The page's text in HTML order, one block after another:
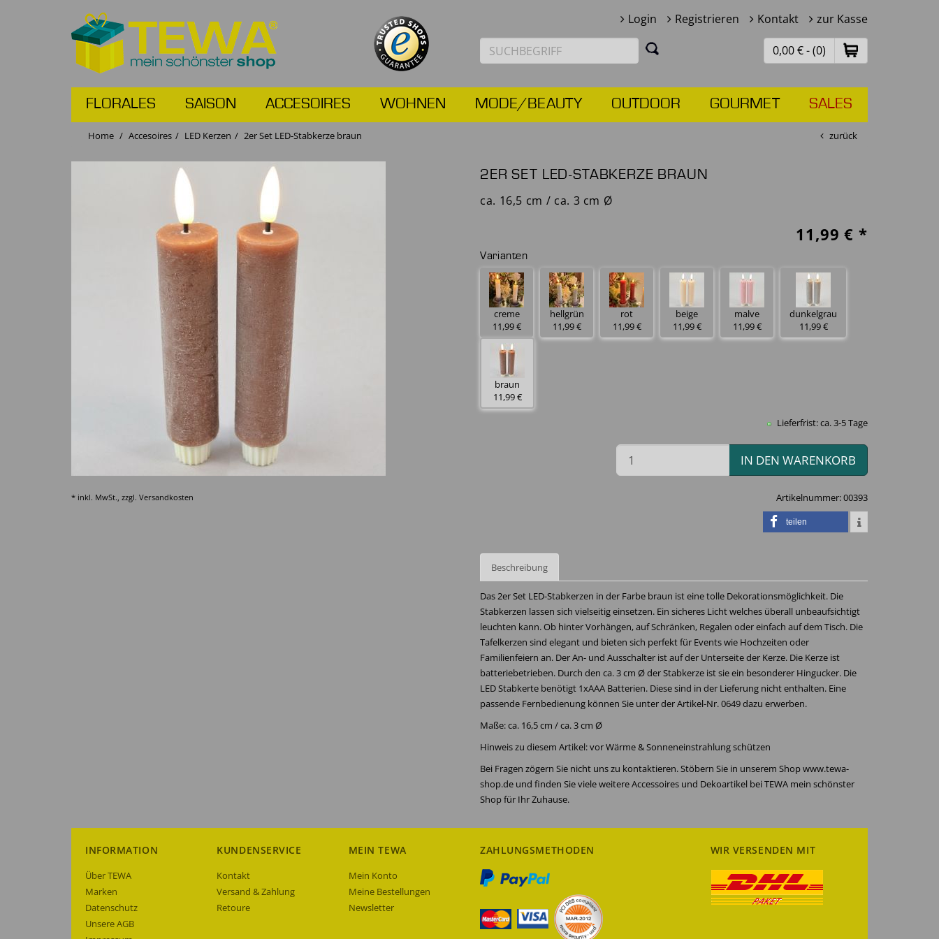
Login Registrieren Kontakt zur Kasse
0,00 € - (0)
FLORALES SAISON ACCESOIRES WOHNEN MODE/BEAUTY OUTDOOR GOURMET SALES
Home Accesoires LED Kerzen 2er Set LED-Stabkerze braun zurück
* inkl. MwSt., zzgl. Versandkosten
2ER SET LED-STABKERZE BRAUN
ca. 16,5 cm / ca. 3 cm Ø
11,99 € *
Varianten
creme
11,99 €
hellgrün
11,99 €
rot
11,99 €
beige
11,99 €
malve
11,99 €
dunkelgrau
11,99 €
braun
11,99 €
Lieferfrist: ca. 3-5 Tage
IN DEN WARENKORB
Artikelnummer:00393
teilen
Beschreibung
Das 2er Set LED-Stabkerzen in der Farbe braun ist eine tolle Dekorationsmöglichkeit. Die
Stabkerzen lassen sich vielseitig einsetzen. Ein sicheres Licht welches überall unbeaufsichtigt
leuchten kann. Ob hinter Vorhängen, auf Schränken, Regalen oder einfach auf dem Tisch. Die
Tafelkerzen sind elegant und bieten sich perfekt für Events wie Hochzeiten oder
Familienfeiern an. Der An- und Ausschalter ist auf der Unterseite der Kerze. Die Kerze ist
batteriebetrieben. Durch den ca. 3 cm Ø der Stabkerze ist sie ein besonderer Hingucker. Die
LED Stabkerte benötigt 1xAAA Batterien. Diese sind in der Lieferung nicht enthalten. Eine
passende Fernbedienung können Sie unter der Artikel-Nr. 0649 dazu erwerben.
Maße: ca. 16,5 cm / ca. 3 cm Ø
Hinweis zu diesem Artikel: vor Wärme & Sonneneinstrahlung schützen
Bei Fragen zögern Sie nicht uns zu kontaktieren. Stöbern Sie in unserem Shop www.tewa-
shop.de und finden Sie viele weitere Accessoires und Dekoartikel bei TEWA mein schönster
Shop für Ihr Zuhause.
INFORMATION
Über TEWA
Marken
Datenschutz
Unsere AGB
KUNDENSERVICE
Kontakt
Versand & Zahlung
Retoure
MEIN TEWA
Mein Konto
Meine Bestellungen
Newsletter
ZAHLUNGSMETHODEN WIR VERSENDEN MIT